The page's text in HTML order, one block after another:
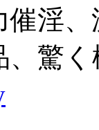
催淫
、驚